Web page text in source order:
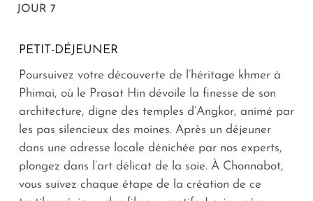
JOUR 7
PETIT-DÉJEUNER
Poursuivez votre découverte de l’héritage khmer à
Phimai, où le Prasat Hin dévoile la finesse de son
architecture, digne des temples d’Angkor, animé par
les pas silencieux des moines. Après un déjeuner
dans une adresse locale dénichée par nos experts,
plongez dans l’art délicat de la soie. À Chonnabot,
vous suivez chaque étape de la création de ce